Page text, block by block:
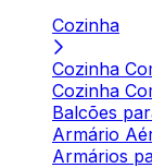
Cozinha
Cozinha
Cozinha
Balcões
Armário
Armários